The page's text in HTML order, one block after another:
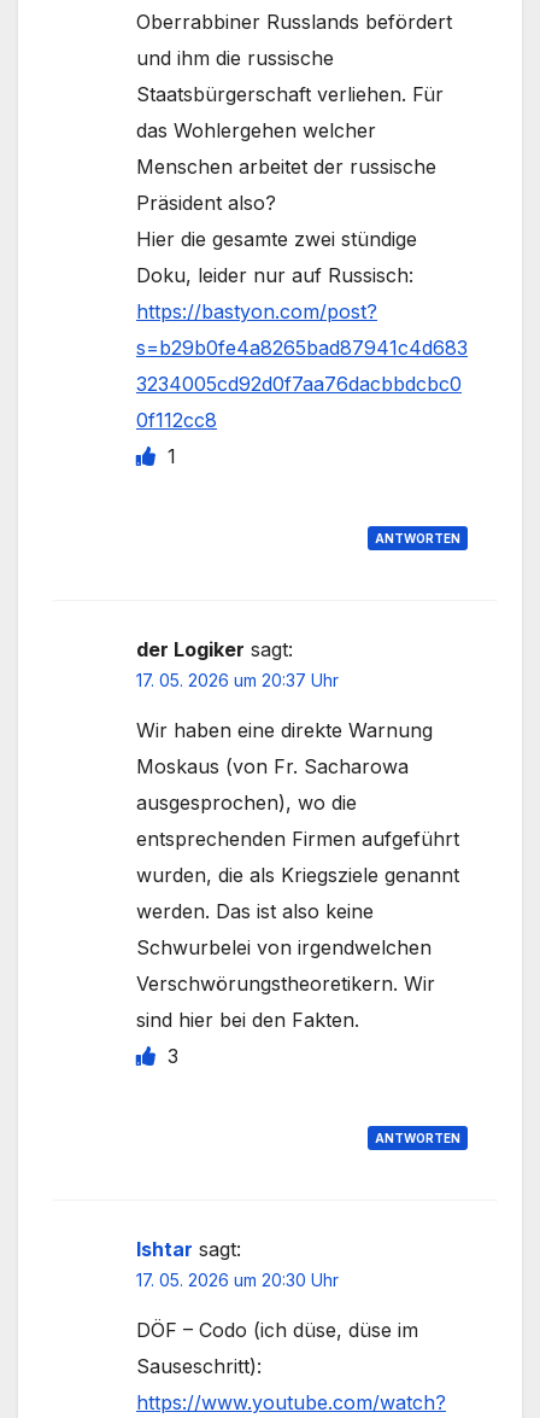
Oberrabbiner Russlands befördert
und ihm die russische
Staatsbürgerschaft verliehen. Für
das Wohlergehen welcher
Menschen arbeitet der russische
Präsident also?
Hier die gesamte zwei stündige
Doku, leider nur auf Russisch:
https://bastyon.com/post?
s=b29b0fe4a8265bad87941c4d683
3234005cd92d0f7aa76dacbbdcbc0
0f112cc8
1
ANTWORTEN
der Logiker sagt:
17. 05. 2026 um 20:37 Uhr
Wir haben eine direkte Warnung
Moskaus (von Fr. Sacharowa
ausgesprochen), wo die
entsprechenden Firmen aufgeführt
wurden, die als Kriegsziele genannt
werden. Das ist also keine
Schwurbelei von irgendwelchen
Verschwörungstheoretikern. Wir
sind hier bei den Fakten.
3
ANTWORTEN
Ishtar sagt:
17. 05. 2026 um 20:30 Uhr
DÖF – Codo (ich düse, düse im
Sauseschritt):
https://www.youtube.com/watch?